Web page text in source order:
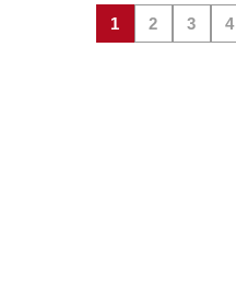
1 2 3 4